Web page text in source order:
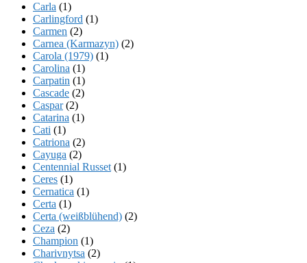
Carla (1)
Carlingford (1)
Carmen (2)
Carnea (Karmazyn) (2)
Carola (1979) (1)
Carolina (1)
Carpatin (1)
Cascade (2)
Caspar(2)
Catarina (1)
Cati (1)
Catriona (2)
Cayuga (2)
Centennial Russet (1)
Ceres (1)
Cernatica (1)
Certa (1)
Certa (weißblühend) (2)
Ceza (2)
Champion (1)
Charivnytsa (2)